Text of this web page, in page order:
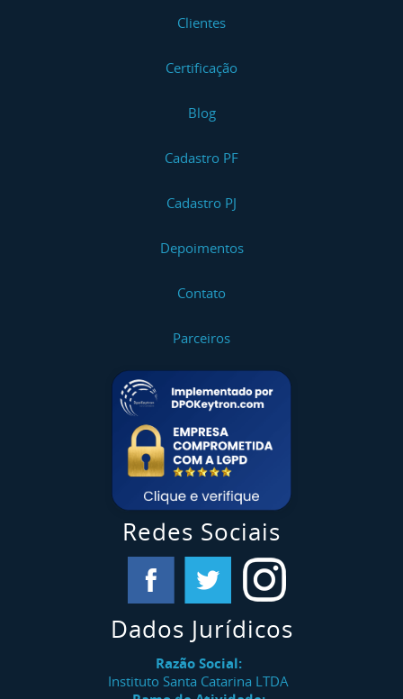
Clientes
Certificação
Blog
Cadastro PF
Cadastro PJ
Depoimentos
Contato
Parceiros
Redes Sociais
Dados Jurídicos
Razão Social:
Instituto Santa Catarina LTDA